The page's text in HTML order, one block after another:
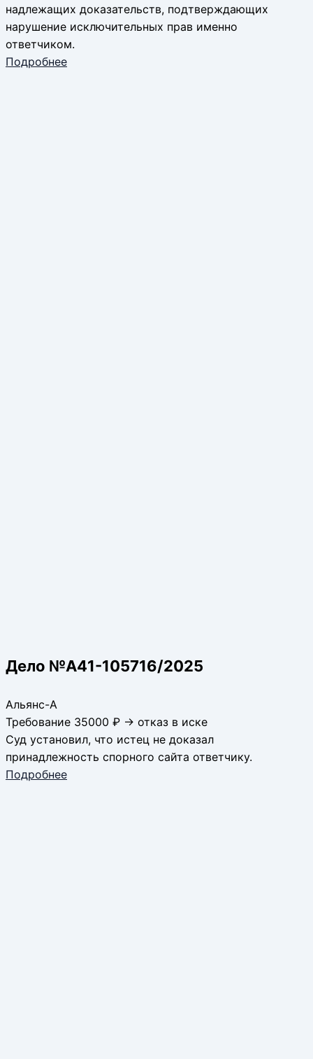
надлежащих доказательств, подтверждающих
нарушение исключительных прав именно
ответчиком.
Подробнее
Дело №А41-105716/2025
Альянс-А
Требование 35000 ₽ → отказ в иске
Суд установил, что истец не доказал
принадлежность спорного сайта ответчику.
Подробнее